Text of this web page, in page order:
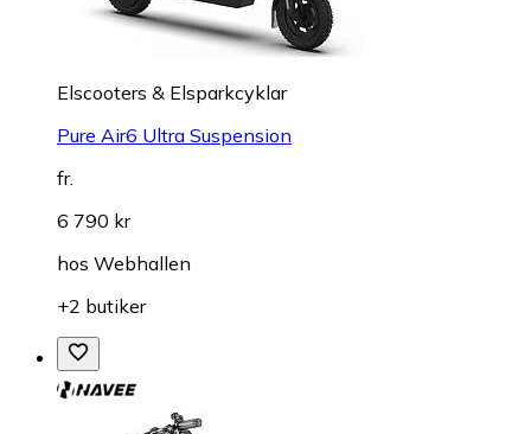
Elscooters & Elsparkcyklar
Pure Air6 Ultra Suspension
fr.
6 790 kr
hos Webhallen
+2 butiker